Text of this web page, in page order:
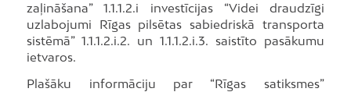
zaļināšana” 1.1.1.2.i investīcijas “Videi draudzīgi
uzlabojumi Rīgas pilsētas sabiedriskā transporta
sistēmā” 1.1.1.2.i.2. un 1.1.1.2.i.3. saistīto pasākumu
ietvaros.
Plašāku informāciju par “Rīgas satiksmes”